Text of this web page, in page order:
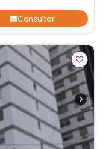
Consultar